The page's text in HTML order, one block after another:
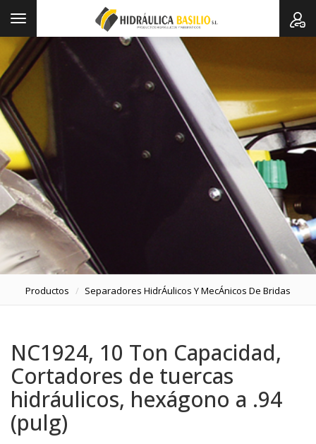
Toggle
navigation
Productos Separadores HidrÁulicos Y MecÁnicos De Bridas
NC1924, 10 Ton Capacidad,
Cortadores de tuercas
hidráulicos, hexágono a .94
(pulg)